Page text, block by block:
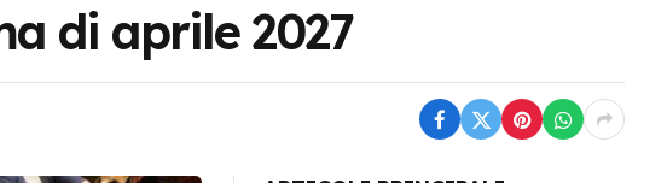
di aprile 2027